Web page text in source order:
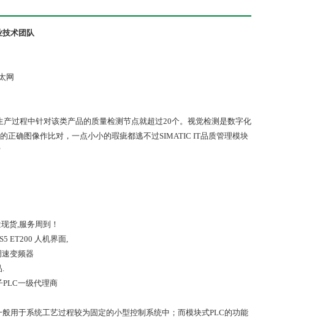
技术团队
网
过程中针对该类产品的质量检测节点就超过20个。视觉检测是数字化
正确图像作比对，一点小小的瑕疵都逃不过SIMATIC IT品质管理模块
货,服务周到！
ET200 人机界面,
变频器
.
PLC一级代理商
用于系统工艺过程较为固定的小型控制系统中；而模块式PLC的功能